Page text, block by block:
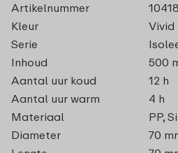
Artikelnummer
Kleur
Vivid
Serie
Inhoud
500
Aantal uur koud
12 h
Aantal uur warm
4 h
Materiaal
PP,
Diameter
70